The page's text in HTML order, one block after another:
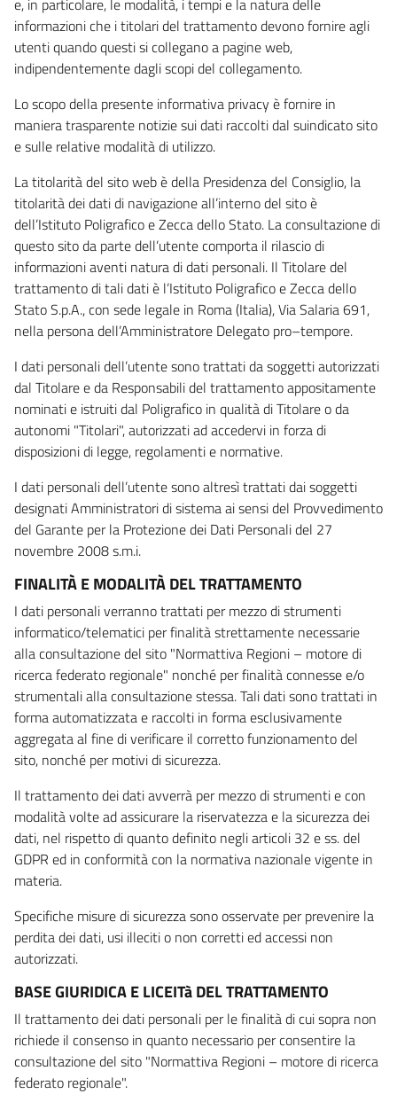
e, in particolare, le modalità, i tempi e la natura delle
informazioni che i titolari del trattamento devono fornire agli
utenti quando questi si collegano a pagine web,
indipendentemente dagli scopi del collegamento.
Lo scopo della presente informativa privacy è fornire in
maniera trasparente notizie sui dati raccolti dal suindicato sito
e sulle relative modalità di utilizzo.
La titolarità del sito web è della Presidenza del Consiglio, la
titolarità dei dati di navigazione all’interno del sito è
dell’Istituto Poligrafico e Zecca dello Stato. La consultazione di
questo sito da parte dell’utente comporta il rilascio di
informazioni aventi natura di dati personali. Il Titolare del
trattamento di tali dati è l’Istituto Poligrafico e Zecca dello
Stato S.p.A., con sede legale in Roma (Italia), Via Salaria 691,
nella persona dell’Amministratore Delegato pro–tempore.
I dati personali dell’utente sono trattati da soggetti autorizzati
dal Titolare e da Responsabili del trattamento appositamente
nominati e istruiti dal Poligrafico in qualità di Titolare o da
autonomi "Titolari", autorizzati ad accedervi in forza di
disposizioni di legge, regolamenti e normative.
I dati personali dell’utente sono altresì trattati dai soggetti
designati Amministratori di sistema ai sensi del Provvedimento
del Garante per la Protezione dei Dati Personali del 27
novembre 2008 s.m.i.
FINALITÀ E MODALITÀ DEL TRATTAMENTO
I dati personali verranno trattati per mezzo di strumenti
informatico/telematici per finalità strettamente necessarie
alla consultazione del sito "Normattiva Regioni – motore di
ricerca federato regionale" nonché per finalità connesse e/o
strumentali alla consultazione stessa. Tali dati sono trattati in
forma automatizzata e raccolti in forma esclusivamente
aggregata al fine di verificare il corretto funzionamento del
sito, nonché per motivi di sicurezza.
Il trattamento dei dati avverrà per mezzo di strumenti e con
modalità volte ad assicurare la riservatezza e la sicurezza dei
dati, nel rispetto di quanto definito negli articoli 32 e ss. del
GDPR ed in conformità con la normativa nazionale vigente in
materia.
Specifiche misure di sicurezza sono osservate per prevenire la
perdita dei dati, usi illeciti o non corretti ed accessi non
autorizzati.
BASE GIURIDICA E LICEITà DEL TRATTAMENTO
Il trattamento dei dati personali per le finalità di cui sopra non
richiede il consenso in quanto necessario per consentire la
consultazione del sito "Normattiva Regioni – motore di ricerca
federato regionale".